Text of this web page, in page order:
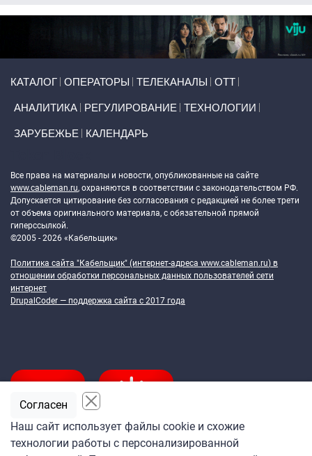
КАТАЛОГ ОПЕРАТОРЫ ТЕЛЕКАНАЛЫ ОТТ
АНАЛИТИКА РЕГУЛИРОВАНИЕ ТЕХНОЛОГИИ
ЗАРУБЕЖЬЕ КАЛЕНДАРЬ
Все права на материалы и новости, опубликованные на сайте
www.cableman.ru, охраняются в соответствии с законодательством РФ.
Допускается цитирование без согласования с редакцией не более трети
от объема оригинального материала, с обязательной прямой
гиперссылкой.
©2005 - 2026 «Кабельщик»
Политика сайта "Кабельщик" (интернет-адреса www.cableman.ru) в
отношении обработки персональных данных пользователей сети
интернет
DrupalCoder — поддержка сайта c 2017 года
Наш сайт использует файлы cookie и схожие
технологии работы с персонализированной
Согласен